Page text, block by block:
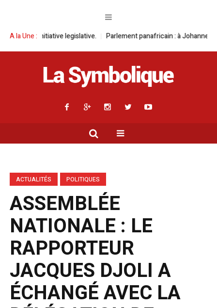
A la Une :
legislative. Parlement panafricain : à Johannesburg, Aimé Boji
ACTUALITÉS POLITIQUES
ASSEMBLÉE
NATIONALE : LE
RAPPORTEUR
JACQUES DJOLI A
ÉCHANGÉ AVEC LA